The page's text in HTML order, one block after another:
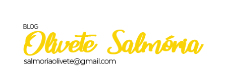
conteúdo